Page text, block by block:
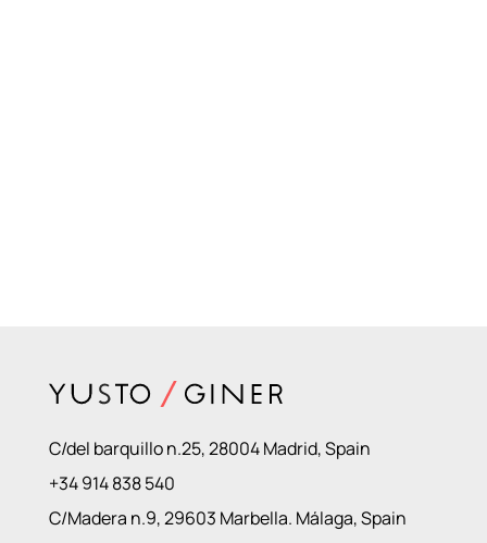
C/del barquillo n.25, 28004 Madrid, Spain
+34 914 838 540
C/Madera n.9, 29603 Marbella. Málaga, Spain